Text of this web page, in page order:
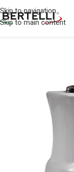
Skip to navigation
Skip to main content